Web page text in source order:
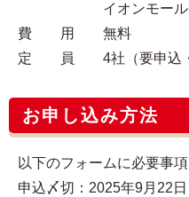
イオンモール岡崎
費 用 無料
定 員 4社（要申込・
お申し込み方法
以下のフォームに必要事
申込〆切：2025年9月22